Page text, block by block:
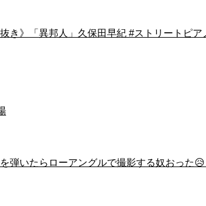
き》「異邦人」久保田早紀 #ストリートピア
弾いたらローアングルで撮影する奴おった